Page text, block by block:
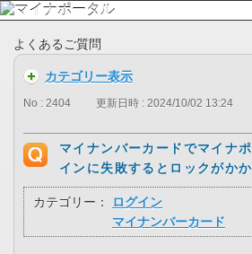
よくあるご質問
カテゴリー表示
No : 2404 更新日時 : 2024/10/02 13:24
マイナンバーカードでマイナ
インに失敗するとロックがかか
カテゴリー：
ログイン
マイナンバーカード